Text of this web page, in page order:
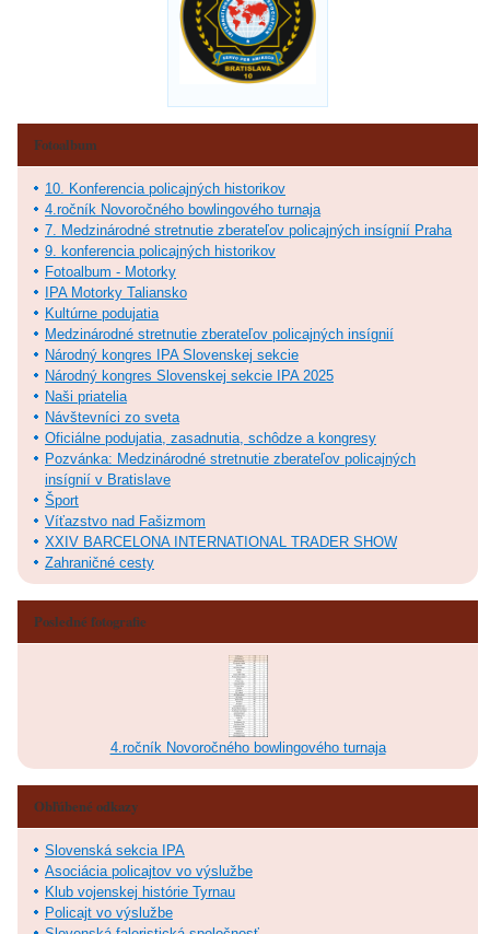
Fotoalbum
10. Konferencia policajných historikov
4.ročník Novoročného bowlingového turnaja
7. Medzinárodné stretnutie zberateľov policajných insígnií Praha
9. konferencia policajných historikov
Fotoalbum - Motorky
IPA Motorky Taliansko
Kultúrne podujatia
Medzinárodné stretnutie zberateľov policajných insígnií
Národný kongres IPA Slovenskej sekcie
Národný kongres Slovenskej sekcie IPA 2025
Naši priatelia
Návštevníci zo sveta
Oficiálne podujatia, zasadnutia, schôdze a kongresy
Pozvánka: Medzinárodné stretnutie zberateľov policajných
insígnií v Bratislave
Šport
Víťazstvo nad Fašizmom
XXIV BARCELONA INTERNATIONAL TRADER SHOW
Zahraničné cesty
Posledné fotografie
4.ročník Novoročného bowlingového turnaja
Obľúbené odkazy
Slovenská sekcia IPA
Asociácia policajtov vo výslužbe
Klub vojenskej histórie Tyrnau
Policajt vo výslužbe